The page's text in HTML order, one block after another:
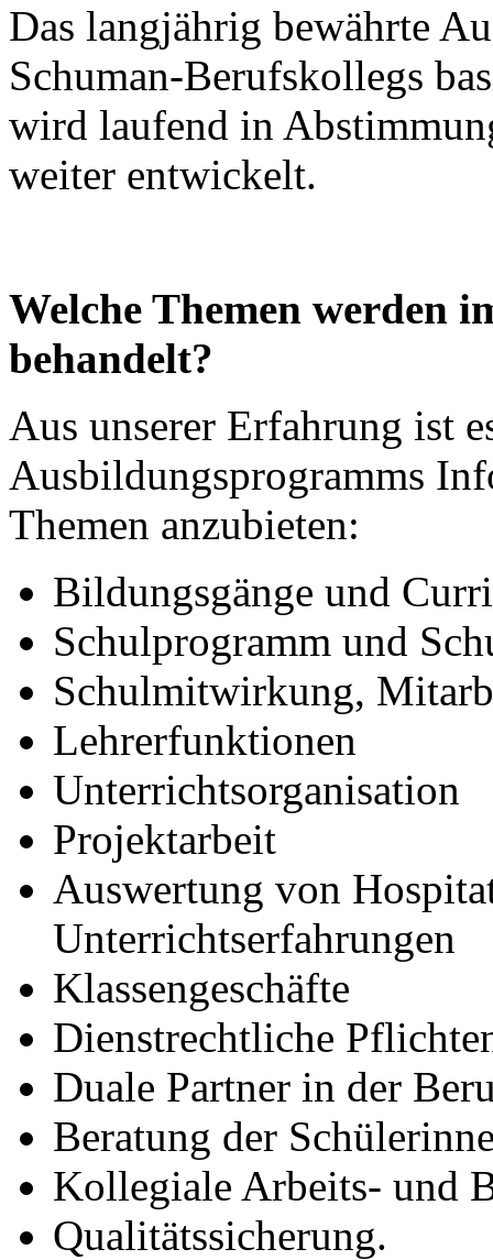
Das langjährig bewährte
Schuman-Berufskollegs
wird laufend in
weiter entwickelt.
Welche Themen werden
behandelt?
Aus unserer Erfahrung ist
Ausbildungsprogramms
Themen anzubieten:
Bildungsgänge und
Schulprogramm und
Schulmitwirkung,
Lehrerfunktionen
Unterrichtsorganisation
Projektarbeit
Auswertung von
Unterrichtserfahrungen
Klassengeschäfte
Dienstrechtliche
Duale Partner in der
Beratung der
Kollegiale Arbeits- und
Qualitätssicherung.